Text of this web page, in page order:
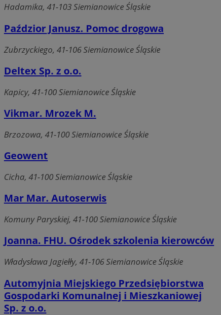
Hadamika, 41-103 Siemianowice Śląskie
Paździor Janusz. Pomoc drogowa
Zubrzyckiego, 41-106 Siemianowice Śląskie
Deltex Sp. z o.o.
Kapicy, 41-100 Siemianowice Śląskie
Vikmar. Mrozek M.
Brzozowa, 41-100 Siemianowice Śląskie
Geowent
Cicha, 41-100 Siemianowice Śląskie
Mar Mar. Autoserwis
Komuny Paryskiej, 41-100 Siemianowice Śląskie
Joanna. FHU. Ośrodek szkolenia kierowców
Władysława Jagiełły, 41-106 Siemianowice Śląskie
Automyjnia Miejskiego Przedsiębiorstwa
Gospodarki Komunalnej i Mieszkaniowej
Sp. z o.o.